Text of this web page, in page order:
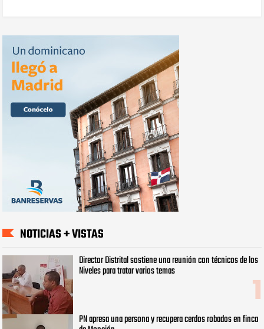
NOTICIAS + VISTAS
Director Distrital sostiene una reunión con técnicos de los
Niveles para tratar varios temas
PN apresa una persona y recupera cerdos robados en finca